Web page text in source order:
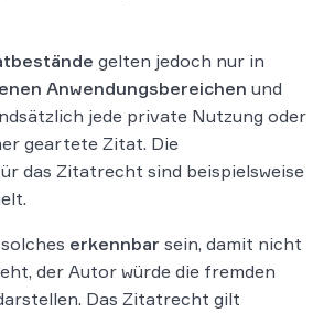
gelten jedoch nur in
Anwendungsbereichen und
jede private Nutzung oder
geartete Zitat. Die
das Zitatrecht sind beispielsweise
erkennbar sein, damit nicht
der Autor würde die fremden
Das Zitatrecht gilt